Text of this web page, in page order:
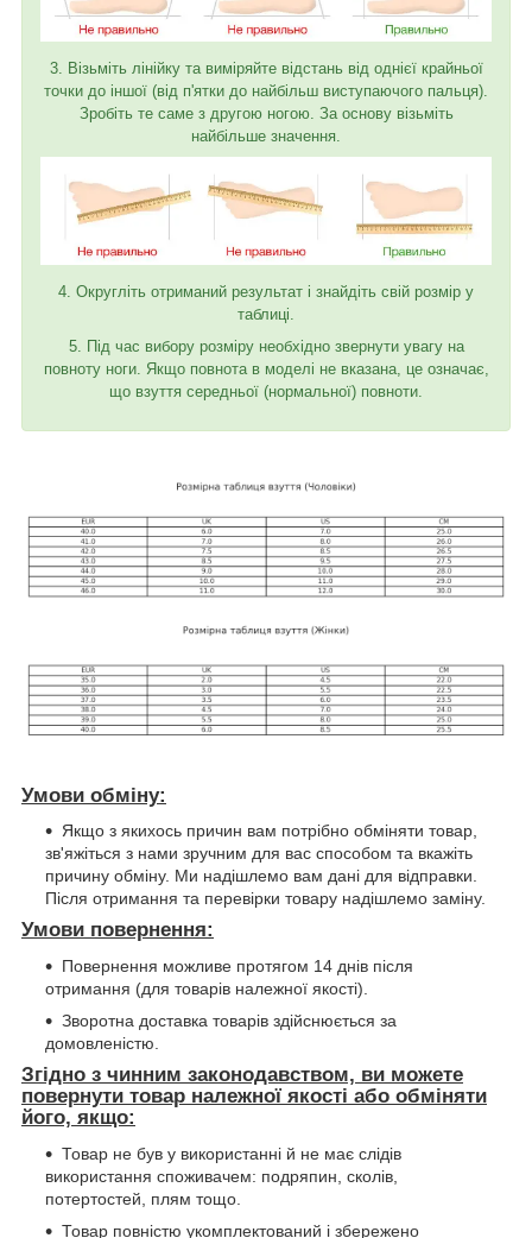
3. Візьміть лінійку та виміряйте відстань від однієї крайньої
точки до іншої (від п'ятки до найбільш виступаючого пальця).
Зробіть те саме з другою ногою. За основу візьміть
найбільше значення.
4. Округліть отриманий результат і знайдіть свій розмір у
таблиці.
5. Під час вибору розміру необхідно звернути увагу на
повноту ноги. Якщо повнота в моделі не вказана, це означає,
що взуття середньої (нормальної) повноти.
Умови обміну:
Якщо з якихось причин вам потрібно обміняти товар,
зв'яжіться з нами зручним для вас способом та вкажіть
причину обміну. Ми надішлемо вам дані для відправки.
Після отримання та перевірки товару надішлемо заміну.
Умови повернення:
Повернення можливе протягом 14 днів після
отримання (для товарів належної якості).
Зворотна доставка товарів здійснюється за
домовленістю.
Згідно з чинним законодавством, ви можете
повернути товар належної якості або обміняти
його, якщо:
Товар не був у використанні й не має слідів
використання споживачем: подряпин, сколів,
потертостей, плям тощо.
Товар повністю укомплектований і збережено